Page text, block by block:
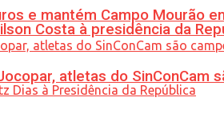
Costa à presidência da
e mantém Campo Mourão
atletas do SinConCam